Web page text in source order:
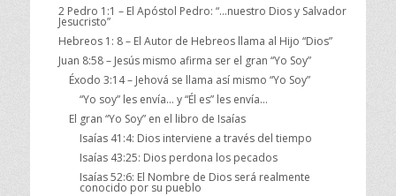
2 Pedro 1:1 – El Apóstol Pedro: “…nuestro Dios y Salvador
Jesucristo”
Hebreos 1: 8 – El Autor de Hebreos llama al Hijo “Dios”
Juan 8:58 – Jesús mismo afirma ser el gran “Yo Soy”
Éxodo 3:14 – Jehová se llama así mismo “Yo Soy”
“Yo soy” les envía… y “Él es” les envía…
El gran “Yo Soy” en el libro de Isaías
Isaías 41:4: Dios interviene a través del tiempo
Isaías 43:25: Dios perdona los pecados
Isaías 52:6: El Nombre de Dios será realmente
conocido por su pueblo